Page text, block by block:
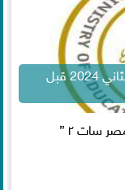
التعليم تشدد على الانتهاء من مناهج الترم الثاني 2024 قبل
سات ٢ ”